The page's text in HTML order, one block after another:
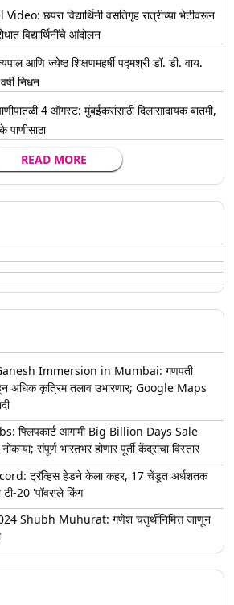
छपरा विद्यार्थिनी वसतिगृह रात्रीच्या भेटीवरून
विद्यार्थिनींचे आंदोलन
आणि ज्येष्ठ शिक्षणमहर्षी पद्मश्री डॉ. डी. वाय.
निधन
4 ऑगस्ट: मुंबईकरांसाठी दिलासादायक बातमी,
READ MORE
Immersion in Mumbai: गणपती
अधिक कृत्रिम तलाव उभारणार; Google Maps
फ्लिपकार्ट आगामी Big Billion Days Sale
संपूर्ण भारतभर होणार पूर्ती केंद्रांचा विस्तार
ट्रॅव्हिस हेडने केला कहर, 17 चेंडूत अर्धशतक
20 'पॉवरप्ले किंग'
Shubh Muhurat: गणेश चतुर्थीनिमित्त जाणून